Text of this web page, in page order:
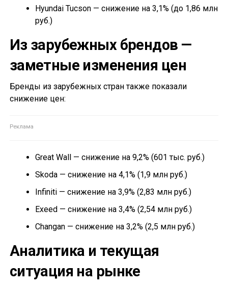
Hyundai Tucson — снижение на 3,1% (до 1,86 млн
руб.)
Из зарубежных брендов —
заметные изменения цен
Бренды из зарубежных стран также показали
снижение цен:
Great Wall — снижение на 9,2% (601 тыс. руб.)
Skoda — снижение на 4,1% (1,9 млн руб.)
Infiniti — снижение на 3,9% (2,83 млн руб.)
Exeed — снижение на 3,4% (2,54 млн руб.)
Changan — снижение на 3,2% (2,5 млн руб.)
Аналитика и текущая
ситуация на рынке